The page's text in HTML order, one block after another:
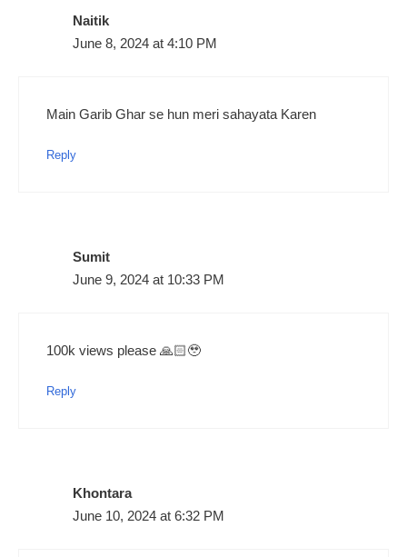
Naitik
June 8, 2024 at 4:10 PM
Main Garib Ghar se hun meri sahayata Karen
Reply
Sumit
June 9, 2024 at 10:33 PM
100k views please 🙏🏻🥹
Reply
Khontara
June 10, 2024 at 6:32 PM